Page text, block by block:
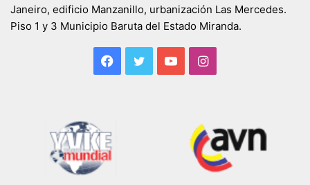
Janeiro, edificio Manzanillo, urbanización Las Mercedes.
Piso 1 y 3 Municipio Baruta del Estado Miranda.
Facebook
TwitterYouTubeInstagram